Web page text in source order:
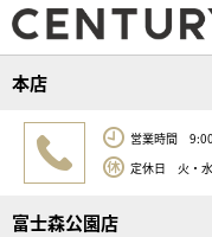
本店
営業時間
定休日 火・水
富士森公園店